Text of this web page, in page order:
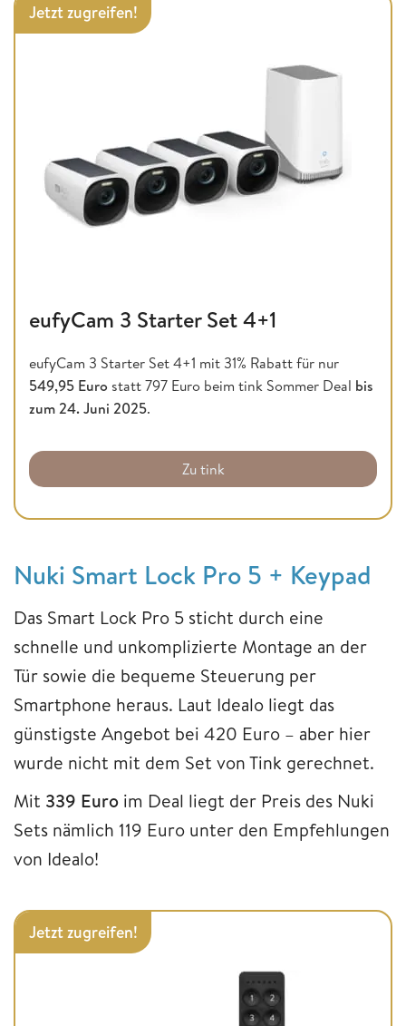
Jetzt zugreifen!
eufyCam 3 Starter Set 4+1
eufyCam 3 Starter Set 4+1 mit 31% Rabatt für nur
549,95 Euro statt 797 Euro beim tink Sommer Deal bis
zum 24. Juni 2025.
Zu tink
Nuki Smart Lock Pro 5 + Keypad
Das Smart Lock Pro 5 sticht durch eine
schnelle und unkomplizierte Montage an der
Tür sowie die bequeme Steuerung per
Smartphone heraus. Laut Idealo liegt das
günstigste Angebot bei 420 Euro – aber hier
wurde nicht mit dem Set von Tink gerechnet.
Mit 339 Euro im Deal liegt der Preis des Nuki
Sets nämlich 119 Euro unter den Empfehlungen
von Idealo!
Jetzt zugreifen!